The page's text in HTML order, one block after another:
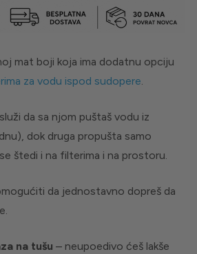
mat boji koja ima dodatnu opciju
za vodu ispod sudopere.
da sa njom puštaš vodu iz
dok druga propušta samo
štedi i na filterima i na prostoru.
da jednostavno dopreš da
na tušu – neupoedivo ćeš lakše